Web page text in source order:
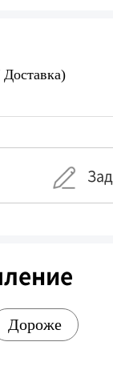
Дороже